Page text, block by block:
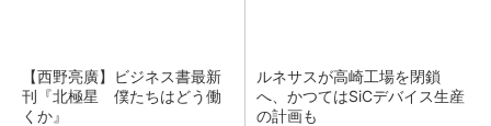
【西野亮廣】ビジネス書最新
刊『北極星 僕たちはどう働
くか』
ルネサスが高崎工場を閉鎖
へ、かつてはSiCデバイス生産
の計画も